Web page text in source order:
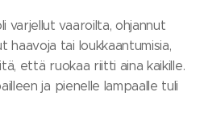
varjellut vaaroilta, ohjannut
haavoja tai loukkaantumisia,
että ruokaa riitti aina kaikille.
ja pienelle lampaalle tuli